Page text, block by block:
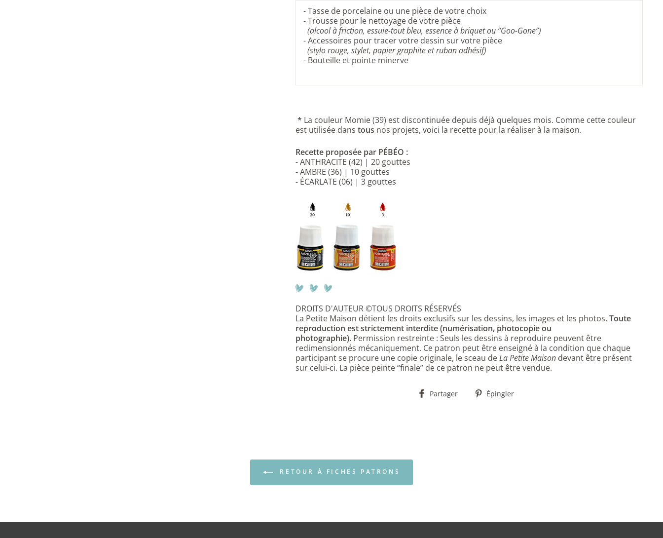
-Tasse de porcelaine ou une pièce de votre choix
- Trousse pour le nettoyage de votre pièce
(alcool à friction, essuie-tout bleu, essence à briquet ou “Goo-Gone”)
- Accessoires pour tracer votre dessin sur votre pièce
(stylo rouge, stylet, papier graphiteetruban adhésif)
- Bouteille et pointe minerve
* La couleur Momie (39) est discontinuée depuis déjà quelques mois. Comme cette couleur
est utilisée dans tous nos projets, voici la recette pour la réaliser à la maison.
Recette proposée par PÉBÉO :
-ANTHRACITE (42) | 20 gouttes
-AMBRE (36) | 10 gouttes
- ÉCARLATE (06) | 3 gouttes
DROITS D'AUTEUR ©TOUS DROITS RÉSERVÉS
La Petite Maison détient les droits exclusifs sur les dessins, les images et les photos. Toute
reproduction est strictement interdite (numérisation, photocopie ou
photographie). Permission restreinte : Seuls les dessins à reproduire peuvent être
redimensionnés mécaniquement. Ce patron peut être enseigné à la condition que chaque
participant se procure une copie originale, le sceau deLa Petite Maison devant être présent
sur celui-ci. La pièce peinte “finale” de ce patron ne peut être vendue.
Partager
PartagerÉpingler
RETOUR À FICHES PATRONS